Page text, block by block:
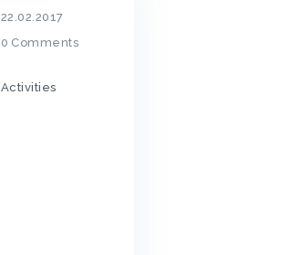
22.02.2017
0 Comments
Activities